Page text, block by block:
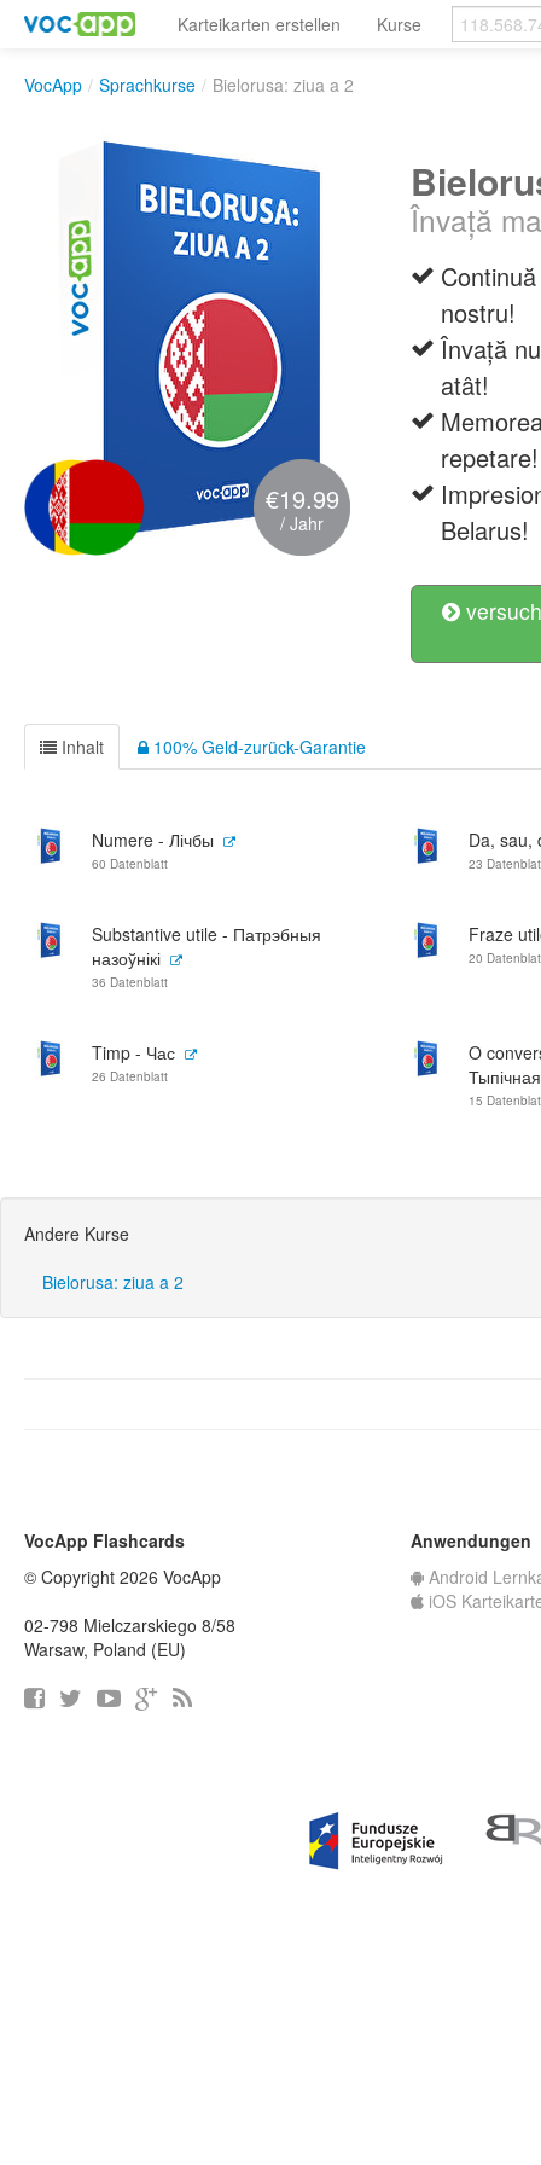
Karteikarten erstellen Kurse
VocApp / Sprachkurse / Bielorusa: ziua a 2
€19.99
/ Jahr
Învață
nostru!
Învață
atât!
repetare!
Belarus!
Inhalt 100% Geld-zurück-Garantie
Numere - Лічбы
60 Datenblatt
Da, sau,
23
Substantive utile - Патрэбныя
назоўнікі
36 Datenblatt
Fraze
20
Timp - Час
26 Datenblatt
O
15
Andere Kurse
Bielorusa: ziua a 2
VocApp Flashcards
© Copyright 2026 VocApp
02-798 Mielczarskiego 8/58
Warsaw, Poland (EU)
Anwendungen
Android
iOS